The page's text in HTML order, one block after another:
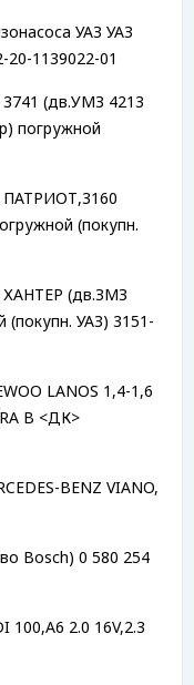
УАЗ УАЗ
1139022-01
(дв.УМЗ 4213
погружной
ПАТРИОТ,3160
(покупн.
ХАНТЕР (дв.ЗМЗ
УАЗ) 3151-
LANOS 1,4-1,6
B <ДК>
BENZ VIANO,
Bosch) 0 580 254
100,A6 2.0 16V,2.3